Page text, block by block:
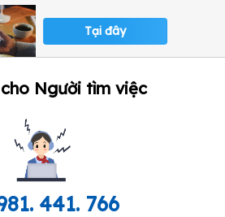
Tại đây
Người tìm việc
441. 766